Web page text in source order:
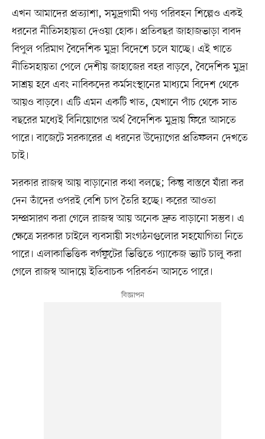
এখন আমাদের প্রত্যাশা, সমুদ্রগামী পণ্য পরিবহন শিল্পেও একই
ধরনের নীতিসহায়তা দেওয়া হোক। প্রতিবছর জাহাজভাড়া বাবদ
বিপুল পরিমাণ বৈদেশিক মুদ্রা বিদেশে চলে যাচ্ছে। এই খাতে
নীতিসহায়তা পেলে দেশীয় জাহাজের বহর বাড়বে, বৈদেশিক মুদ্রা
সাশ্রয় হবে এবং নাবিকদের কর্মসংস্থানের মাধ্যমে বিদেশ থেকে
আয়ও বাড়বে। এটি এমন একটি খাত, যেখানে পাঁচ থেকে সাত
বছরের মধ্যেই বিনিয়োগের অর্থ বৈদেশিক মুদ্রায় ফিরে আসতে
পারে। বাজেটে সরকারের এ ধরনের উদ্যোগের প্রতিফলন দেখতে
চাই।
সরকার রাজস্ব আয় বাড়ানোর কথা বলছে; কিন্তু বাস্তবে যাঁরা কর
দেন তাঁদের ওপরই বেশি চাপ তৈরি হচ্ছে। করের আওতা
সম্প্রসারণ করা গেলে রাজস্ব আয় অনেক দ্রুত বাড়ানো সম্ভব। এ
ক্ষেত্রে সরকার চাইলে ব্যবসায়ী সংগঠনগুলোর সহযোগিতা নিতে
পারে। এলাকাভিত্তিক বর্গফুটের ভিত্তিতে প্যাকেজ ভ্যাট চালু করা
গেলে রাজস্ব আদায়ে ইতিবাচক পরিবর্তন আসতে পারে।